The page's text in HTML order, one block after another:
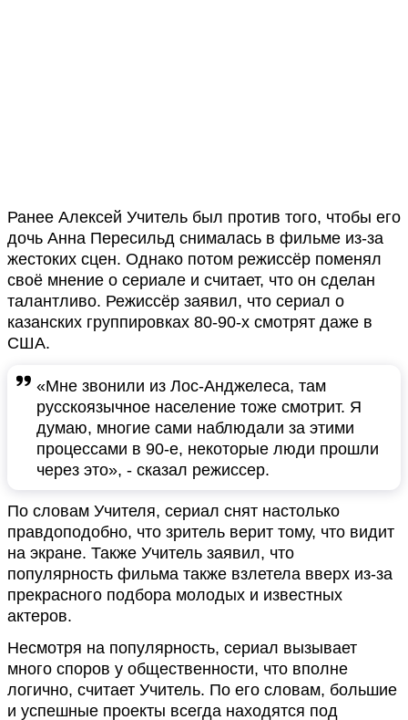
Ранее Алексей Учитель был против того, чтобы его
дочь Анна Пересильд снималась в фильме из-за
жестоких сцен. Однако потом режиссёр поменял
своё мнение о сериале и считает, что он сделан
талантливо. Режиссёр заявил, что сериал о
казанских группировках 80-90-х смотрят даже в
США.
«Мне звонили из Лос-Анджелеса, там
русскоязычное население тоже смотрит. Я
думаю, многие сами наблюдали за этими
процессами в 90-е, некоторые люди прошли
через это», - сказал режиссер.
По словам Учителя, сериал снят настолько
правдоподобно, что зритель верит тому, что видит
на экране. Также Учитель заявил, что
популярность фильма также взлетела вверх из-за
прекрасного подбора молодых и известных
актеров.
Несмотря на популярность, сериал вызывает
много споров у общественности, что вполне
логично, считает Учитель. По его словам, большие
и успешные проекты всегда находятся под